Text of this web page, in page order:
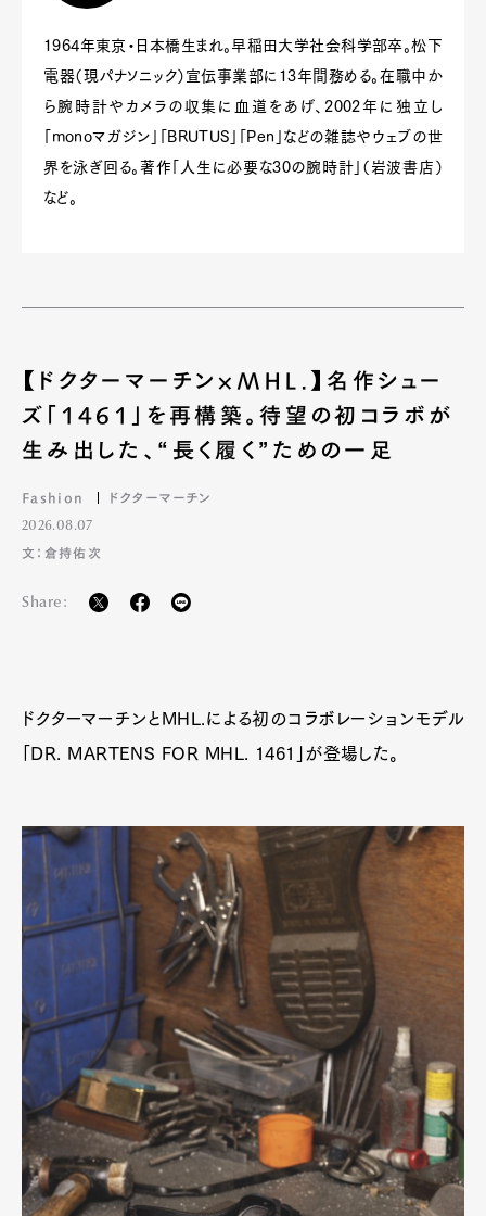
1964年東京・日本橋生まれ。早稲田大学社会科学部卒。松下
電器（現パナソニック）宣伝事業部に13年間務める。在職中か
ら腕時計やカメラの収集に血道をあげ、2002年に独立し
「monoマガジン」「BRUTUS」「Pen」などの雑誌やウェブの世
界を泳ぎ回る。著作「人生に必要な30の腕時計」（岩波書店）
など。
【ドクターマーチン×MHL.】名作シュー
ズ「1461」を再構築。待望の初コラボが
生み出した、“長く履く”ための一足
Fashion ドクターマーチン
2026.08.07
文：倉持佑次
Share:
ドクターマーチンとMHL.による初のコラボレーションモデル
「DR. MARTENS FOR MHL. 1461」が登場した。